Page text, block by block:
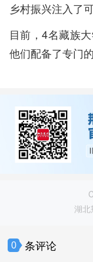
乡村振兴注入了
目前，4名藏族
他们配备了专门
湖北
0 条评论